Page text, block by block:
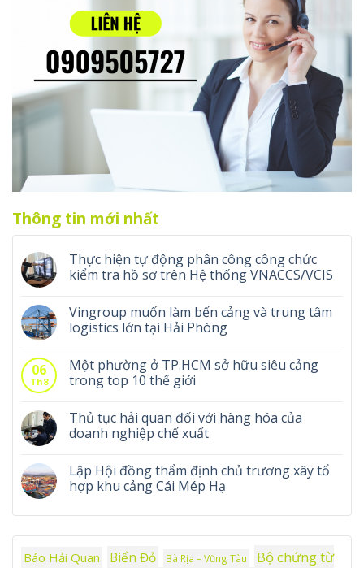
Thông tin mới nhất
Thực hiện tự động phân công công chức
kiểm tra hồ sơ trên Hệ thống VNACCS/VCIS
Vingroup muốn làm bến cảng và trung tâm
logistics lớn tại Hải Phòng
06
Th8
Một phường ở TP.HCM sở hữu siêu cảng
trong top 10 thế giới
Thủ tục hải quan đối với hàng hóa của
doanh nghiệp chế xuất
Lập Hội đồng thẩm định chủ trương xây tổ
hợp khu cảng Cái Mép Hạ
Báo Hải Quan Biển Đỏ Bà Rịa – Vũng Tàu
Bộ chứng từ